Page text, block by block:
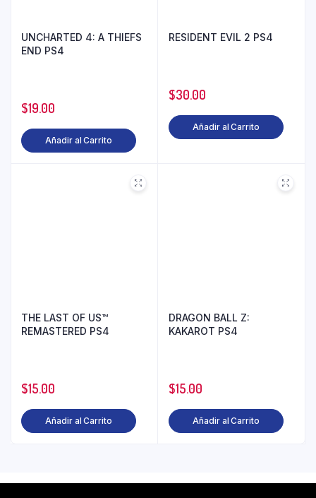
UNCHARTED 4: A THIEFS
END PS4
$19.00
Añadir al Carrito
RESIDENT EVIL 2 PS4
$30.00
Añadir al Carrito
THE LAST OF US™
REMASTERED PS4
$15.00
Añadir al Carrito
DRAGON BALL Z:
KAKAROT PS4
$15.00
Añadir al Carrito